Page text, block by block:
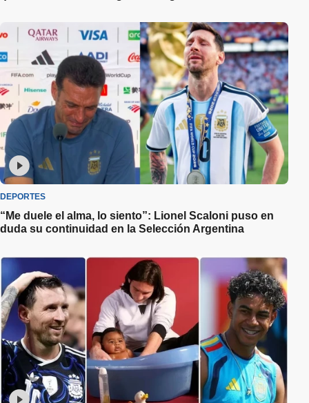
DEPORTES
“Me duele el alma, lo siento”: Lionel Scaloni puso en
duda su continuidad en la Selección Argentina